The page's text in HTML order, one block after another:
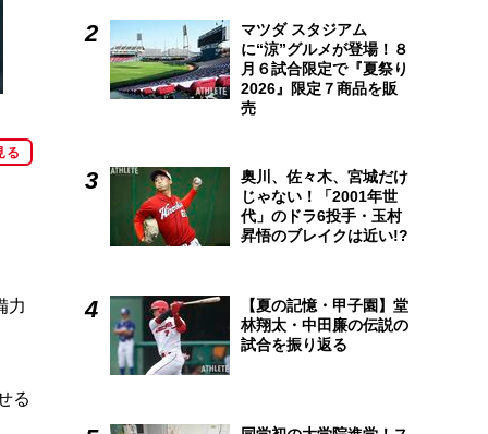
る
力
る
マツダ スタジアム
に“涼”グルメが登場！８
月６試合限定で『夏祭り
2026』限定７商品を販
売
奥川、佐々木、宮城だけ
じゃない！「2001年世
代」のドラ6投手・玉村
昇悟のブレイクは近い!?
【夏の記憶・甲子園】堂
林翔太・中田廉の伝説の
試合を振り返る